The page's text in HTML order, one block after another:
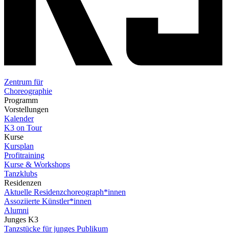
Zentrum für
Choreographie
Programm
Vorstellungen
Kalender
K3 on Tour
Kurse
Kursplan
Profitraining
Kurse & Workshops
Tanzklubs
Residenzen
Aktuelle Residenzchoreograph*innen
Assoziierte Künstler*innen
Alumni
Junges K3
Tanzstücke für junges Publikum